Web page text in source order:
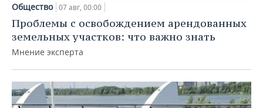
Общество 07 авг, 00:00
Проблемы с освобождением арендованных
земельных участков: что важно знать
Мнение эксперта